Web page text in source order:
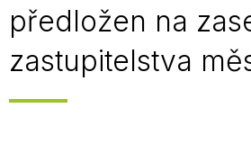
předložen na
zastupitelstva